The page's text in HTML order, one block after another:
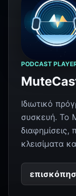
PODCAST
Ιδιωτικό
συσκευή. Το
διαφημίσεις,
κλεισίματα